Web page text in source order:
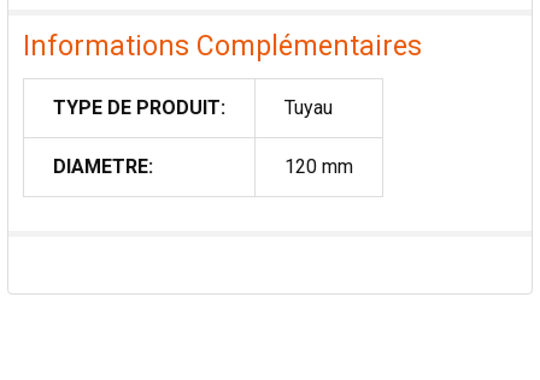
Informations Complémentaires
TYPE DE PRODUIT: Tuyau
DIAMETRE: 120 mm